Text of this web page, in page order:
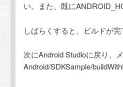
い。また、既に
しばらくすると、ビルドが完
次にAndroid Studioに戻り、
Android/SDKSample/